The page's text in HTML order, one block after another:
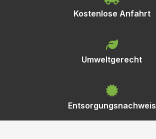
Kostenlose Anfahrt
Umweltgerecht
Entsorgungsnachweis